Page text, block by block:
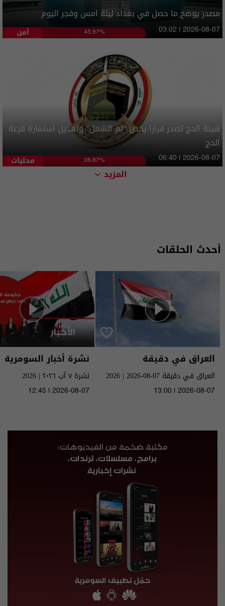
مصدر يوضح ما حصل في بغداد ليلة امس وفجر اليوم
أمن 45.97% 03:02 | 2026-08-07
هيئة الحج تصدر قرارا يخص "لم الشمل" وتعديل استمارة قرعة
الحج
محليات 28.87% 06:40 | 2026-08-07
المزيد
أحدث الحلقات
العراق في دقيقة
العراق في دقيقة 07-08-2026 | 2026
13:00 | 2026-08-07
نشرة أخبار السومرية
نشرة ٧ آب ٢٠٢٦ | 2026
12:45 | 2026-08-07